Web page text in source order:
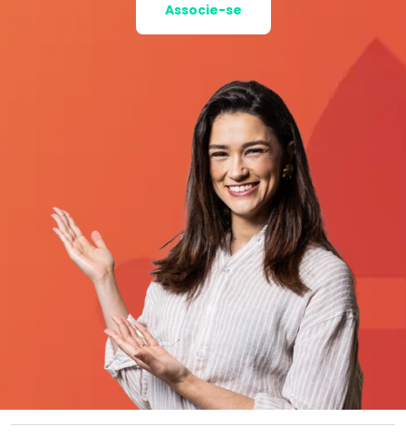
Associe-se